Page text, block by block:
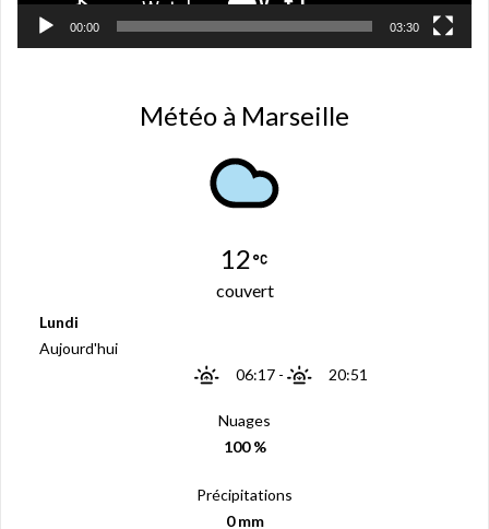
00:00 03:30
Météo à Marseille
12
couvert
Lundi
Aujourd'hui
06:17- 20:51
Nuages
100 %
Précipitations
0 mm